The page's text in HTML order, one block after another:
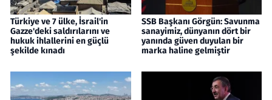
Türkiye ve 7 ülke, İsrail'in
Gazze'deki saldırılarını ve
hukuk ihlallerini en güçlü
şekilde kınadı
SSB Başkanı Görgün: Savunma
sanayimiz, dünyanın dört bir
yanında güven duyulan bir
marka haline gelmiştir